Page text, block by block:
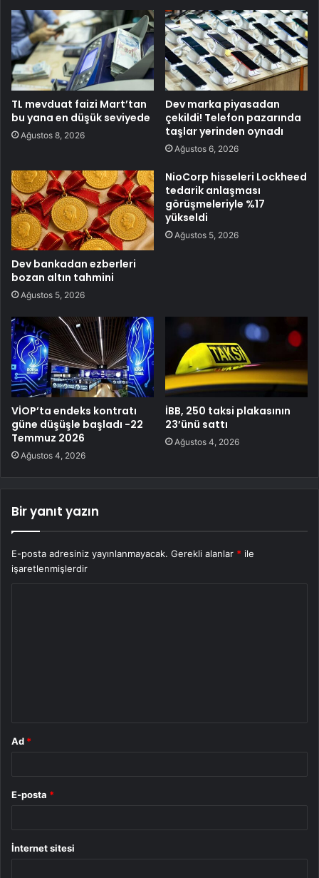
TL mevduat faizi Mart’tan
bu yana en düşük seviyede
Ağustos 8, 2026
Dev marka piyasadan
çekildi! Telefon pazarında
taşlar yerinden oynadı
Ağustos 6, 2026
Dev bankadan ezberleri
bozan altın tahmini
Ağustos 5, 2026
NioCorp hisseleri Lockheed
tedarik anlaşması
görüşmeleriyle %17
yükseldi
Ağustos 5, 2026
VİOP’ta endeks kontratı
güne düşüşle başladı -22
Temmuz 2026
Ağustos 4, 2026
İBB, 250 taksi plakasının
23’ünü sattı
Ağustos 4, 2026
Bir yanıt yazın
E-posta adresiniz yayınlanmayacak. Gerekli alanlar * ile
işaretlenmişlerdir
Ad *
E-posta *
İnternet sitesi